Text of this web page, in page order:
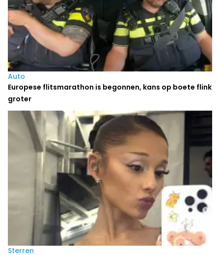
Auto
Europese flitsmarathon is begonnen, kans op boete flink
groter
Sterren